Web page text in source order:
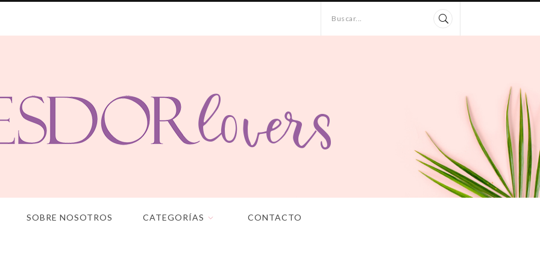
Buscar...
SOBRE NOSOTROS CATEGORÍAS CONTACTO